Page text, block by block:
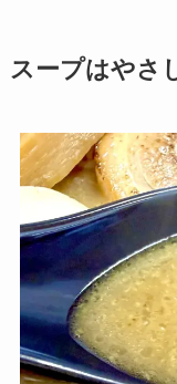
スープはやさ